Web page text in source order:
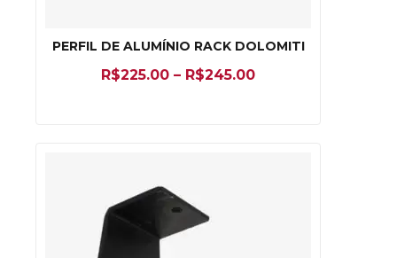
PERFIL DE ALUMÍNIO RACK DOLOMITI
R$225.00 – R$245.00